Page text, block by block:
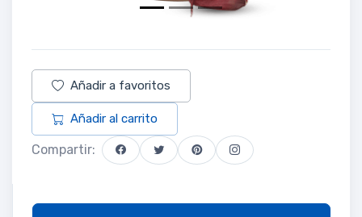
Añadir a favoritos
Añadir al carrito
Compartir: